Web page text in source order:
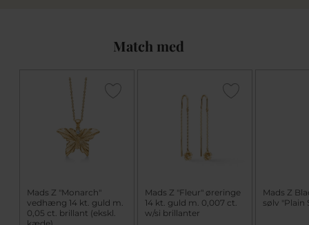
Match med
Mads Z "Monarch"
vedhæng 14 kt. guld m.
0,05 ct. brillant (ekskl.
Mads Z "Fleur" øreringe
14 kt. guld m. 0,007 ct.
w/si brillanter
Mads Z
sølv "Plain